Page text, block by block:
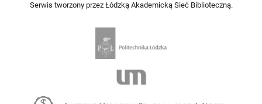
Serwis tworzony przez Łódzką Akademicką Sieć Biblioteczną.